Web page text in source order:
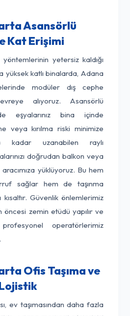
Asansörlü
Kat Erişimi
yetersiz kaldığı
yüksek katlı binalarda, Adana
modüler dış cephe
alıyoruz. Asansörlü
eşyalarınız bina içinde
veya kırılma riski minimize
uzanabilen raylı
doğrudan balkon veya
yüklüyoruz. Bu hem
sağlar hem de taşınma
kısaltır. Güvenlik önlemlerimiz
zemin etüdü yapılır ve
operatörlerimiz
Ofis Taşıma ve
ev taşımasından daha fazla